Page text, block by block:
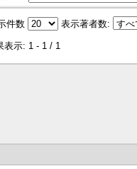
件数 表示著者数:
表示: 1 - 1 / 1